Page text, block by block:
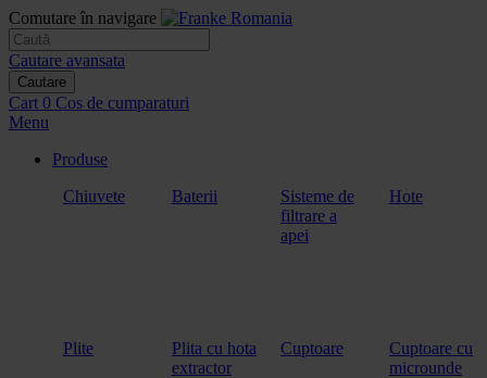
Comutare în navigare
Cautare avansata
Cautare
Cart 0 Cos de cumparaturi
Menu
Produse
Chiuvete
Baterii
Sisteme de
filtrare a
apei
Hote
Plite
Plita cu hota
extractor
Cuptoare
Cuptoare cu
microunde